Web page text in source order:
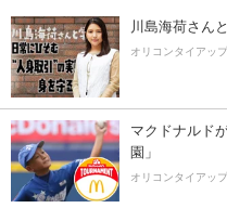
川島海荷さん
オリコンタイアッ
マクドナルド
園」
オリコンタイアッ